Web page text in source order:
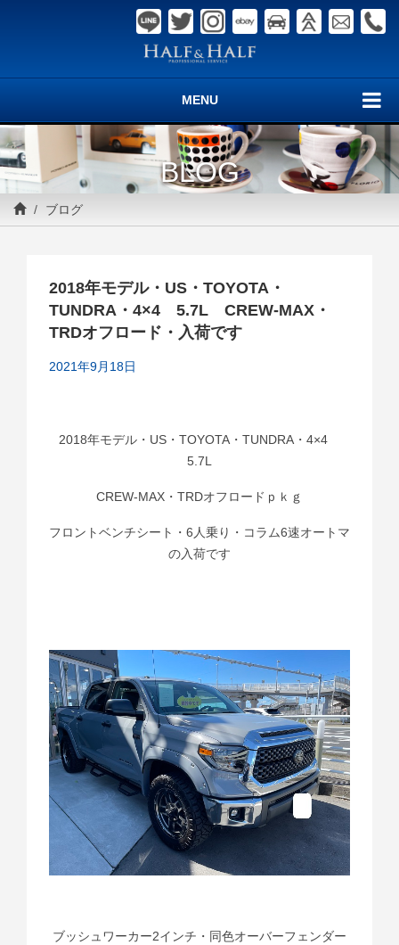
MENU
BLOG
ブログ
2018年モデル・US・TOYOTA・
TUNDRA・4×4 5.7L CREW-MAX・
TRDオフロード・入荷です
2021年9月18日
2018年モデル・US・TOYOTA・TUNDRA・4×4
5.7L
CREW-MAX・TRDオフロードｐｋｇ
フロントベンチシート・6人乗り・コラム6速オートマ
の入荷です
ブッシュワーカー2インチ・同色オーバーフェンダー